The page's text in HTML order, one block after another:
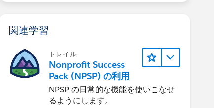
関連学習
トレイル
Nonprofit Success
Pack (NPSP) の利用
NPSP の日常的な機能を使いこなせ
るようにします。